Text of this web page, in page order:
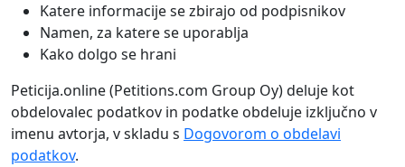
Katere informacije se zbirajo od podpisnikov
Namen, za katere se uporablja
Kako dolgo se hrani
Peticija.online (Petitions.com Group Oy) deluje kot
obdelovalec podatkov in podatke obdeluje izključno v
imenu avtorja, v skladu s Dogovorom o obdelavi
podatkov.